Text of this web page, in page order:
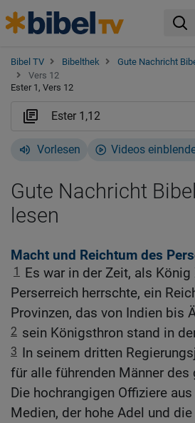
Bibel TV Bibelthek Gute Nachricht
Vers 12
Ester 1, Vers 12
Vorlesen Videos
Gute Nachricht
lesen
Macht und Reichtum des
1
Es war in der Zeit, als König
Perserreich herrschte, ein
Provinzen, das von Indien bis
2 sein Königsthron stand in
3 In seinem dritten
für alle führenden Männer des
Die hochrangigen Offiziere
Medien, der hohe Adel und